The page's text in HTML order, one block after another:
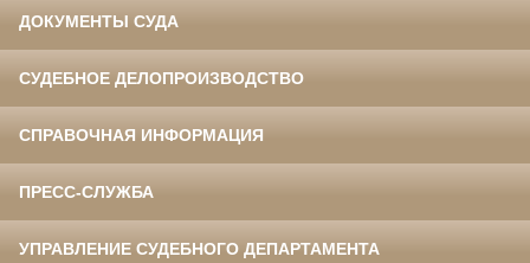
ДОКУМЕНТЫ СУДА
СУДЕБНОЕ ДЕЛОПРОИЗВОДСТВО
СПРАВОЧНАЯ ИНФОРМАЦИЯ
ПРЕСС-СЛУЖБА
УПРАВЛЕНИЕ СУДЕБНОГО ДЕПАРТАМЕНТА